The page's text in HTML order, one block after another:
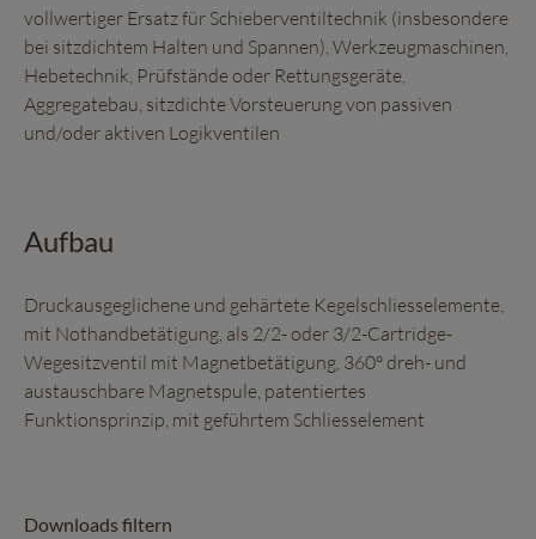
vollwertiger Ersatz für Schieberventiltechnik (insbesondere
bei sitzdichtem Halten und Spannen), Werkzeugmaschinen,
Hebetechnik, Prüfstände oder Rettungsgeräte,
Aggregatebau, sitzdichte Vorsteuerung von passiven
und/oder aktiven Logikventilen
Aufbau
Druckausgeglichene und gehärtete Kegelschliesselemente,
mit Nothandbetätigung, als 2/2- oder 3/2-Cartridge-
Wegesitzventil mit Magnetbetätigung, 360° dreh- und
austauschbare Magnetspule, patentiertes
Funktionsprinzip, mit geführtem Schliesselement
Downloads filtern